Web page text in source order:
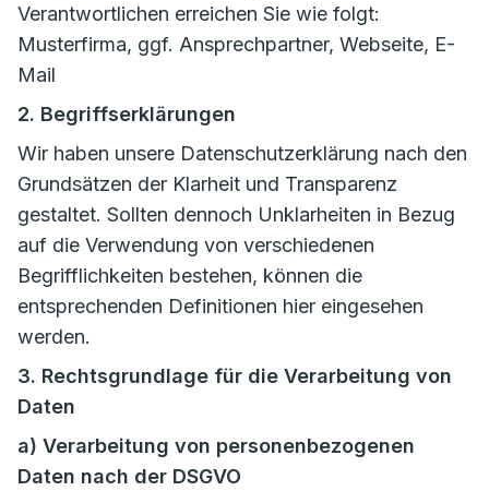
Verantwortlichen erreichen Sie wie folgt:
Musterfirma, ggf. Ansprechpartner, Webseite, E-
Mail
2. Begriffserklärungen
Wir haben unsere Datenschutzerklärung nach den
Grundsätzen der Klarheit und Transparenz
gestaltet. Sollten dennoch Unklarheiten in Bezug
auf die Verwendung von verschiedenen
Begrifflichkeiten bestehen, können die
entsprechenden Definitionen hier eingesehen
werden.
3. Rechtsgrundlage für die Verarbeitung von
Daten
a) Verarbeitung von personenbezogenen
Daten nach der DSGVO